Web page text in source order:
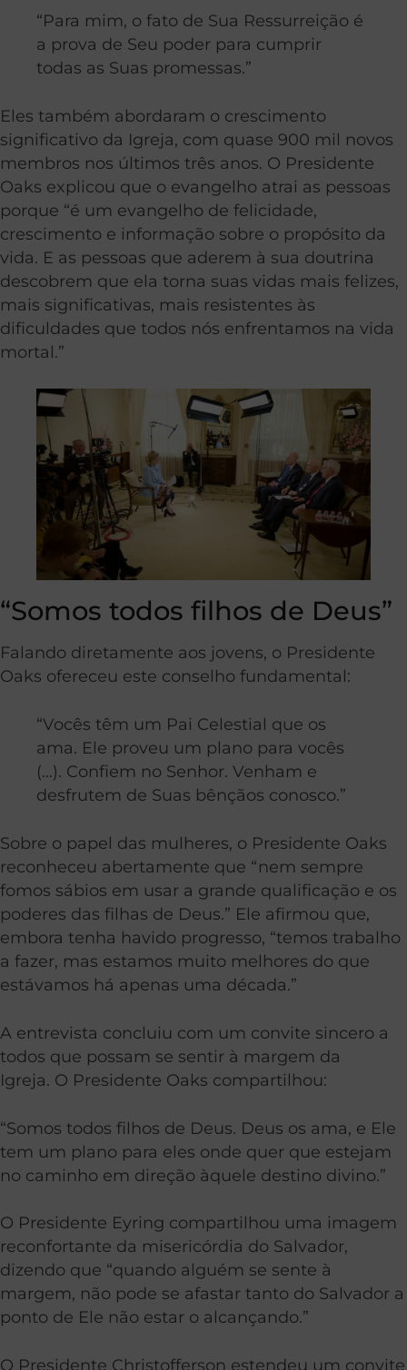
“Para mim, o fato de Sua Ressurreição é
a prova de Seu poder para cumprir
todas as Suas promessas.”
Eles também abordaram o crescimento
significativo da Igreja, com quase 900 mil novos
membros nos últimos três anos. O Presidente
Oaks explicou que o evangelho atrai as pessoas
porque “é um evangelho de felicidade,
crescimento e informação sobre o propósito da
vida. E as pessoas que aderem à sua doutrina
descobrem que ela torna suas vidas mais felizes,
mais significativas, mais resistentes às
dificuldades que todos nós enfrentamos na vida
mortal.”
“Somos todos filhos de Deus”
Falando diretamente aos jovens, o Presidente
Oaks ofereceu este conselho fundamental:
“Vocês têm um Pai Celestial que os
ama. Ele proveu um plano para vocês
(…). Confiem no Senhor. Venham e
desfrutem de Suas bênçãos conosco.”
Sobre o papel das mulheres, o Presidente Oaks
reconheceu abertamente que “nem sempre
fomos sábios em usar a grande qualificação e os
poderes das filhas de Deus.” Ele afirmou que,
embora tenha havido progresso, “temos trabalho
a fazer, mas estamos muito melhores do que
estávamos há apenas uma década.”
A entrevista concluiu com um convite sincero a
todos que possam se sentir à margem da
Igreja. O Presidente Oaks compartilhou:
“Somos todos filhos de Deus. Deus os ama, e Ele
tem um plano para eles onde quer que estejam
no caminho em direção àquele destino divino.”
O Presidente Eyring compartilhou uma imagem
reconfortante da misericórdia do Salvador,
dizendo que “quando alguém se sente à
margem, não pode se afastar tanto do Salvador a
ponto de Ele não estar o alcançando.”
O Presidente Christofferson estendeu um convite